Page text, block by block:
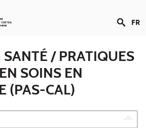
FR
/ PRATIQUES
SOINS EN
(PAS-CAL)